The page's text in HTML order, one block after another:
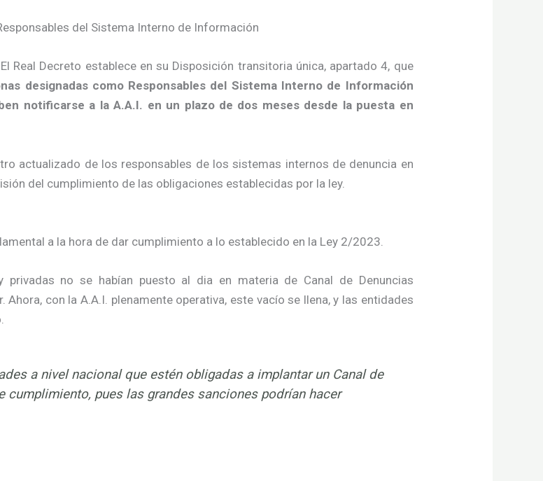
del Sistema Interno de Información
El Real Decreto establece en su Disposición transitoria única, apartado 4, que
designadas como Responsables del Sistema Interno de Información
notificarse a la A.A.I. en un plazo de dos meses desde la puesta en
actualizado de los responsables de los sistemas internos de denuncia en
del cumplimiento de las obligaciones establecidas por la ley.
a la hora de dar cumplimiento a lo establecido en la Ley 2/2023.
privadas no se habían puesto al dia en materia de Canal de Denuncias
con la A.A.I. plenamente operativa, este vacío se llena, y las entidades
a nivel nacional que estén obligadas a implantar un Canal de
cumplimiento, pues las grandes sanciones podrían hacer